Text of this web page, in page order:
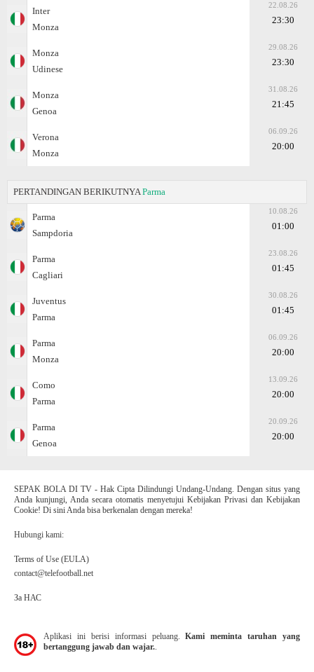
Inter
Monza
22.08.26
23:30
Monza
Udinese
29.08.26
23:30
Monza
Genoa
31.08.26
21:45
Verona
Monza
06.09.26
20:00
PERTANDINGAN BERIKUTNYA Parma
Parma
Sampdoria
10.08.26
01:00
Parma
Cagliari
23.08.26
01:45
Juventus
Parma
30.08.26
01:45
Parma
Monza
06.09.26
20:00
Como
Parma
13.09.26
20:00
Parma
Genoa
20.09.26
20:00
SEPAK BOLA DI TV - Hak Cipta Dilindungi Undang-Undang. Dengan situs yang
Anda kunjungi, Anda secara otomatis menyetujui Kebijakan Privasi dan Kebijakan
Cookie! Di sini Anda bisa berkenalan dengan mereka!
Hubungi kami:
Terms of Use (EULA)
contact@telefootball.net
За НАС
Aplikasi ini berisi informasi peluang.Kami meminta taruhan yang
bertanggung jawab dan wajar.